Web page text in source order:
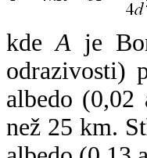
kdeA je
odrazivosti)
albedo (0,02
než 25 km.